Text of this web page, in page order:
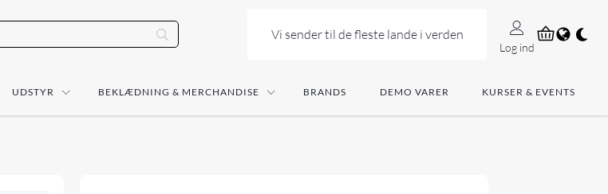
Vi sender til de fleste lande i verden
Log ind
UDSTYR BEKLÆDNING & MERCHANDISE BRANDS DEMO VARER KURSER & EVENTS